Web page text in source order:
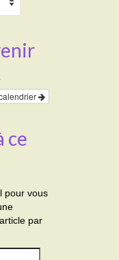
ce
pour vous
par